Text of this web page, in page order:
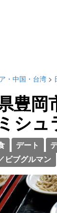
・中国・台湾 >
豊岡
シュ
デート
ビブグルマン